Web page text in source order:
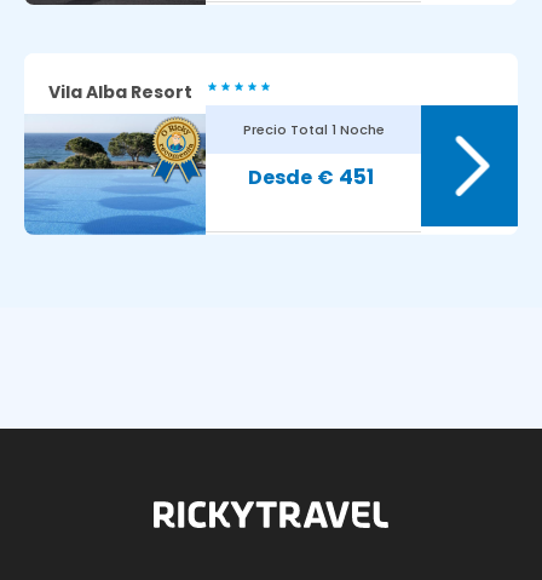
Avaliação dos nossos clientes:8.1
Vila Alba Resort
Precio Total 1 Noche
€ 451